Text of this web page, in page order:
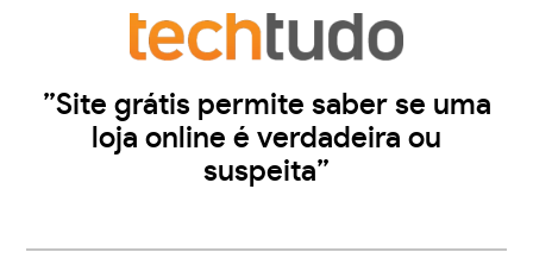
”Site grátis permite saber se uma
loja online é verdadeira ou
suspeita”